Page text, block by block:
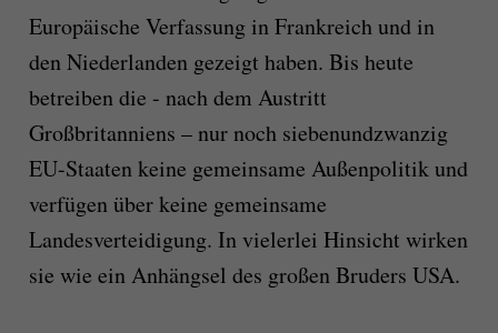
Europäische Verfassung in Frankreich und in
den Niederlanden gezeigt haben. Bis heute
betreiben die - nach dem Austritt
Großbritanniens – nur noch siebenundzwanzig
EU-Staaten keine gemeinsame Außenpolitik und
verfügen über keine gemeinsame
Landesverteidigung. In vielerlei Hinsicht wirken
sie wie ein Anhängsel des großen Bruders USA.